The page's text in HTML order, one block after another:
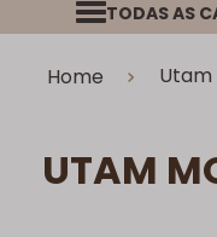
TODAS AS
Home
UTAM